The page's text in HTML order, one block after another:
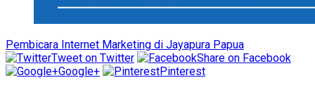
Pembicara Internet Marketing di Jayapura Papua
Tweet on Twitter
Share on Facebook
Google+
Pinterest